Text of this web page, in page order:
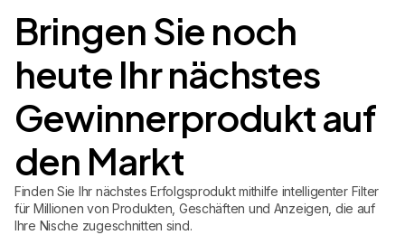
Bringen Sie noch
heute Ihr nächstes
Gewinnerprodukt auf
den Markt
Finden Sie Ihr nächstes Erfolgsprodukt mithilfe intelligenter Filter
für Millionen von Produkten, Geschäften und Anzeigen, die auf
Ihre Nische zugeschnitten sind.